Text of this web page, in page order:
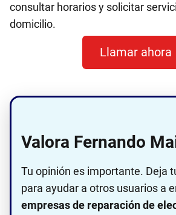
consultar horarios y solicitar
domicilio.
Llamar ahora
Valora Fernando
Tu opinión es importante. Deja
para ayudar a otros usuarios a
empresas de reparación de